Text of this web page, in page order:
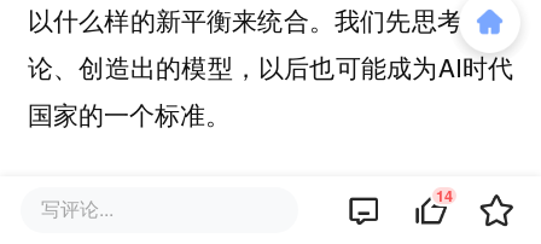
以什么样的新平衡来统合。我们先思考、讨
论、创造出的模型，以后也可能成为AI时代
国家的一个标准。
现在韩国面前摆着罕见的历史可能性。超越
写评论... 14